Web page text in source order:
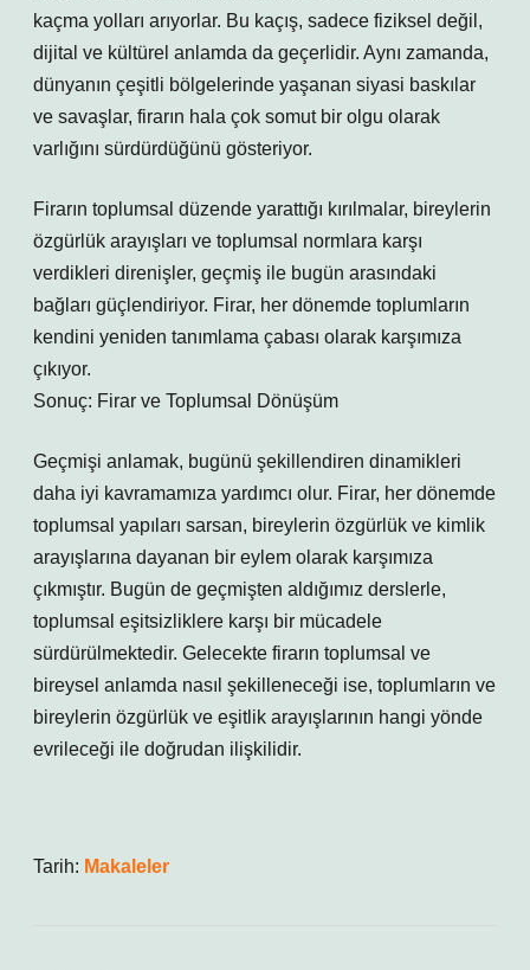
kaçma yolları arıyorlar. Bu kaçış, sadece fiziksel değil,
dijital ve kültürel anlamda da geçerlidir. Aynı zamanda,
dünyanın çeşitli bölgelerinde yaşanan siyasi baskılar
ve savaşlar, firarın hala çok somut bir olgu olarak
varlığını sürdürdüğünü gösteriyor.
Firarın toplumsal düzende yarattığı kırılmalar, bireylerin
özgürlük arayışları ve toplumsal normlara karşı
verdikleri direnişler, geçmiş ile bugün arasındaki
bağları güçlendiriyor. Firar, her dönemde toplumların
kendini yeniden tanımlama çabası olarak karşımıza
çıkıyor.
Sonuç: Firar ve Toplumsal Dönüşüm
Geçmişi anlamak, bugünü şekillendiren dinamikleri
daha iyi kavramamıza yardımcı olur. Firar, her dönemde
toplumsal yapıları sarsan, bireylerin özgürlük ve kimlik
arayışlarına dayanan bir eylem olarak karşımıza
çıkmıştır. Bugün de geçmişten aldığımız derslerle,
toplumsal eşitsizliklere karşı bir mücadele
sürdürülmektedir. Gelecekte firarın toplumsal ve
bireysel anlamda nasıl şekilleneceği ise, toplumların ve
bireylerin özgürlük ve eşitlik arayışlarının hangi yönde
evrileceği ile doğrudan ilişkilidir.
Tarih: Makaleler